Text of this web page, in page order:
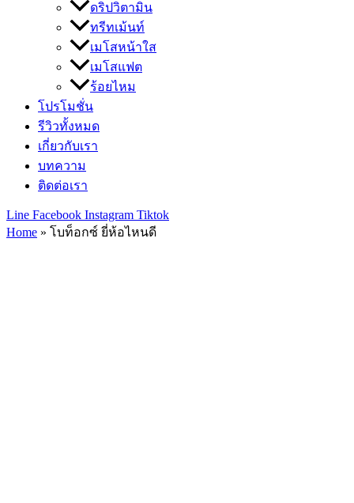
ดริปวิตามิน
ทรีทเม้นท์
เมโสหน้าใส
เมโสแฟต
ร้อยไหม
โปรโมชั่น
รีวิวทั้งหมด
เกี่ยวกับเรา
บทความ
ติดต่อเรา
Line Facebook Instagram Tiktok
Home » โบท็อกซ์ ยี่ห้อไหนดี